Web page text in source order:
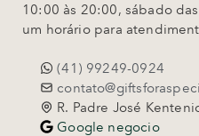
10:00 às 20:00, sábado
um horário para
(41) 99249-0924
R. Padre José
Google negocio